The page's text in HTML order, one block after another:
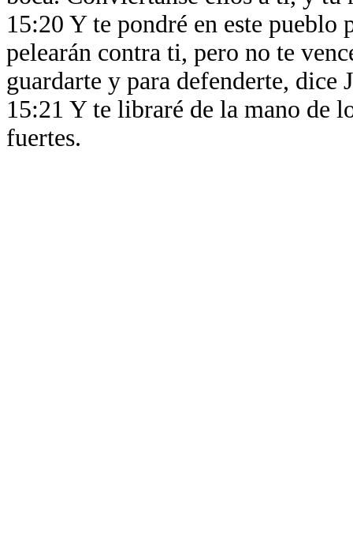
15:20 Y te pondré en este
pelearán contra ti, pero no te
guardarte y para defenderte, dice
15:21 Y te libraré de la mano de
fuertes.